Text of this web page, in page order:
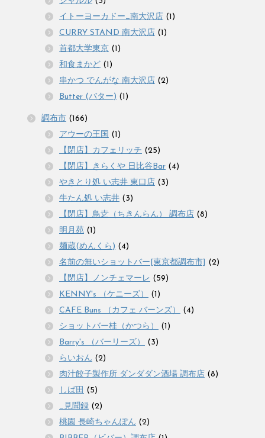
イトーヨーカドー_南大沢店 (1)
CURRY STAND 南大沢店 (1)
首都大学東京 (1)
和食まかど (1)
串かつ でんがな 南大沢店 (2)
Butter (バター) (1)
調布市 (166)
アウーの王国 (1)
【閉店】カフェリッチ (25)
【閉店】きらくや 日比谷Bar (4)
やきとり処 い志井 東口店 (3)
牛たん処 い志井 (3)
【閉店】鳥赱（ちきんらん） 調布店 (8)
明月苑 (1)
麺蔵(めんくら) (4)
名前の無いショットバー[東京都調布市]
(2)
【閉店】ノンチェマーレ (59)
KENNY's （ケニーズ）
(1)
CAFE Buns （カフェ バーンズ）
(4)
ショットバー桂（かつら）
(1)
Barry's （バーリーズ）
(3)
らいおん (2)
肉汁餃子製作所 ダンダダン酒場 調布店 (8)
しば田 (5)
_見聞録 (2)
桃園 長崎ちゃんぽん (2)